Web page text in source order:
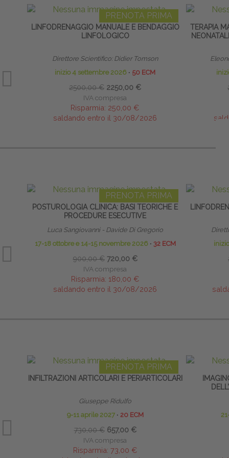
PRENOTA PRIMA
LINFODRENAGGIO MANUALE E BENDAGGIO
LINFOLOGICO
Direttore Scientifico: Didier Tomson
inizio 4 settembre 2026 ∙ 50 ECM
2500,00 € 2250,00 €
IVA compresa
Risparmia: 250,00 €
saldando entro il 30/08/2026
TERAPIA
PRENOTA PRIMA
POSTUROLOGIA CLINICA: BASI TEORICHE E
PROCEDURE ESECUTIVE
Luca Sangiovanni - Davide Di Gregorio
17-18 ottobre e 14-15 novembre 2026 ∙ 32 ECM
900,00 € 720,00 €
IVA compresa
Risparmia: 180,00 €
saldando entro il 30/08/2026
PRENOTA PRIMA
INFILTRAZIONI ARTICOLARI E PERIARTICOLARI
Giuseppe Ridulfo
9-11 aprile 2027 ∙ 20 ECM
730,00 € 657,00 €
IVA compresa
Risparmia: 73,00 €